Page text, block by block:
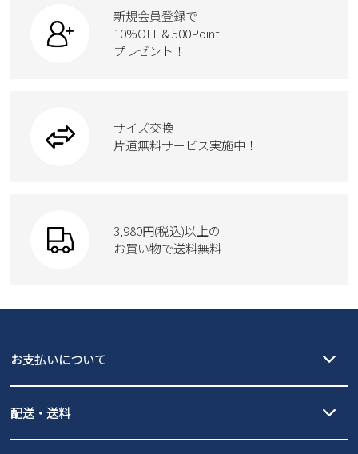
カジュアルシューズ
ワークシューズ
ウェア
moz
ローファー
ブーツ
Parade
GAP
スクール
new balance
瞬足
ボディバッグ
ハンドバッグ
トートバッグ
ケア用品
新規会員登録で
10%OFF & 500Point
プレゼント！
サイズ交換
片道無料サービス実施中！
3,980円(税込)以上の
お買い物で送料無料
お支払いについて
PayPay（オンライン決済）、代金引換のご利用が可能です。
配送・送料